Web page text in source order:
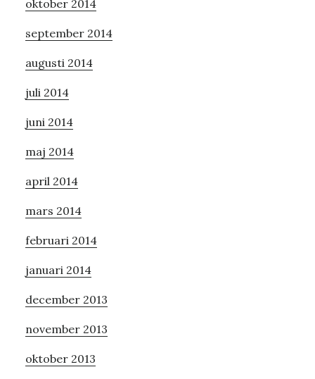
oktober 2014
september 2014
augusti 2014
juli 2014
juni 2014
maj 2014
april 2014
mars 2014
februari 2014
januari 2014
december 2013
november 2013
oktober 2013